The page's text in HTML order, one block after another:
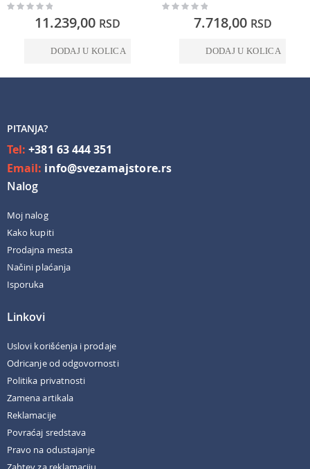
Rating:
11.239,00 RSD
DODAJ U KOLICA
Rating:
7.718,00 RSD
DODAJ U KOLICA
PITANJA?
Tel:+381 63 444 351
Email: info@svezamajstore.rs
Nalog
Moj nalog
Kako kupiti
Prodajna mesta
Načini plaćanja
Isporuka
Linkovi
Uslovi korišćenja i prodaje
Odricanje od odgovornosti
Politika privatnosti
Zamena artikala
Reklamacije
Povraćaj sredstava
Pravo na odustajanje